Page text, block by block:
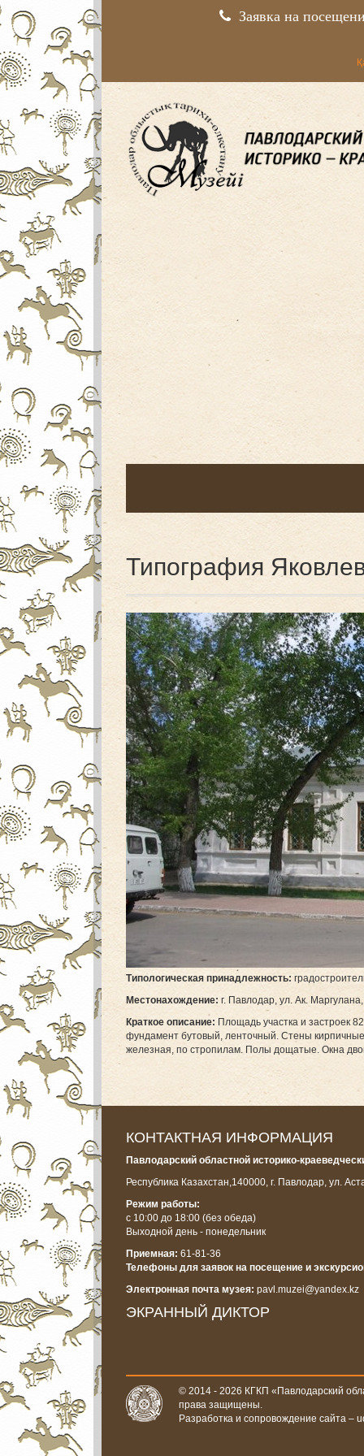
Заявка на
Типография
Типологическая принадлежность:
Местонахождение: г. Павлодар, ул. Ак.
Краткое описание: Площадь участка и застроек
фундамент бутовый, ленточный. Стены
железная, по стропилам. Полы дощатые. Окна
КОНТАКТНАЯ ИНФОРМАЦИЯ
Павлодарский областной историко-
Республика Казахстан,140000, г. Павлодар, ул.
Режим работы:
с 10:00 до 18:00 (без обеда)
Выходной день - понедельник
Приемная: 61-81-36
Телефоны для заявок на посещение и
Электронная почта музея: pavl.muzei@yandex.kz
ЭКРАННЫЙ ДИКТОР
© 2014 - 2026 КГКП «Павлодарский
права защищены.
Разработка и сопровождение сайта –